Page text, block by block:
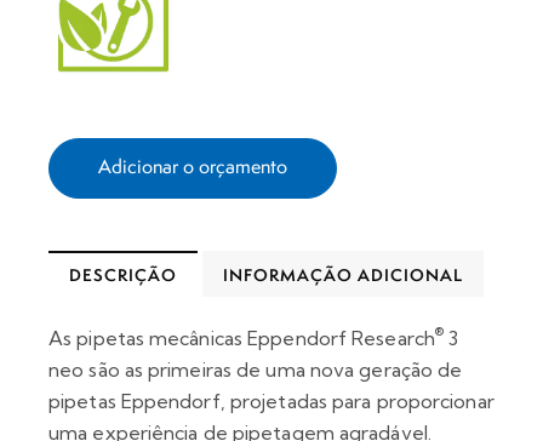
Adicionar o orçamento
DESCRIÇÃO INFORMAÇÃO ADICIONAL
As pipetas mecânicas Eppendorf Research® 3
neo são as primeiras de uma nova geração de
pipetas Eppendorf, projetadas para proporcionar
uma experiência de pipetagem agradável.